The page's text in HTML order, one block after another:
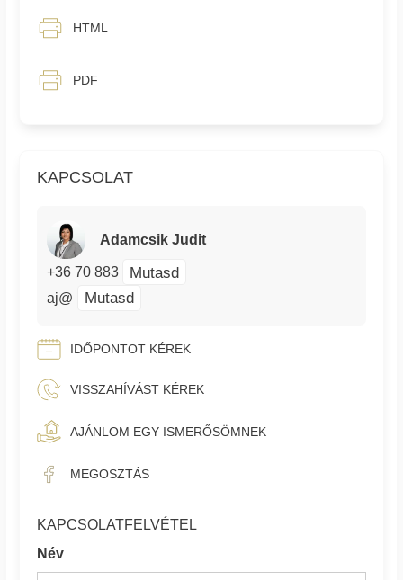
KAPCSOLAT
Adamcsik Judit
+36 70 883 Mutasd
aj@ Mutasd
IDŐPONTOT KÉREK
VISSZAHÍVÁST KÉREK
AJÁNLOM EGY ISMERŐSÖMNEK
MEGOSZTÁS
KAPCSOLATFELVÉTEL
Név
HTML
PDF